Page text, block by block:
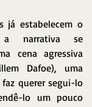
já estabelecem o
narrativa se
cena agressiva
Dafoe), uma
querer segui-lo
lo um pouco